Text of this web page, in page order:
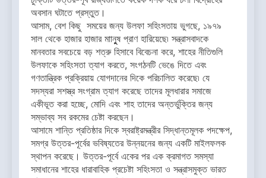
অবসান ঘটাতে প্রস্তুত।
আসাম, বেশ কিছু সময়ের জন্য উলফা সহিংসতায় ভুগছে, ১৯৭৯
সাল থেকে হাজার হাজার মাানুুুষ প্রাণ হারিয়েছে৷ সন্ত্রাসবাদকে
মানবতার সবচেয়ে বড় শত্রু হিসাবে বিবেচনা করে, শাহের নীতিগুলি
উলফাকে সহিংসতা ত্যাগ করতে, সংগঠনটি ভেঙে দিতে এবং
গণতান্ত্রিক প্রক্রিয়ায় যোগদানের দিকে পরিচালিত করেছে৷ যে
সদস্যরা সশস্ত্র সংগ্রাম ত্যাগ করেছে তাদের মূলধারার সমাজে
একীভূত করা হচ্ছে, মোদি এবং শাহ তাদের অন্তর্ভুক্তির জন্য
সম্ভাব্য সব রকমের চেষ্টা করছেন।
আসামে শান্তি প্রতিষ্ঠার দিকে স্বরাষ্ট্রমন্ত্রীর সিদ্ধান্তমূলক পদক্ষেপ,
সমগ্র উত্তর-পূর্বের ভবিষ্যতের উন্নয়নের জন্য একটি মাইলফলক
স্থাপন করেছে। উত্তর-পূর্বে একের পর এক ক্রমাগত সমস্যা
সমাধানের শাহের ধারাবাহিক প্রচেষ্টা সহিংসতা ও সন্ত্রাসমুক্ত ভারত